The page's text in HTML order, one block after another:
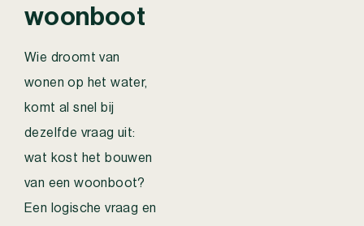
woonboot
Wie droomt van
wonen op het water,
komt al snel bij
dezelfde vraag uit:
wat kost het bouwen
van een woonboot?
Een logische vraag en